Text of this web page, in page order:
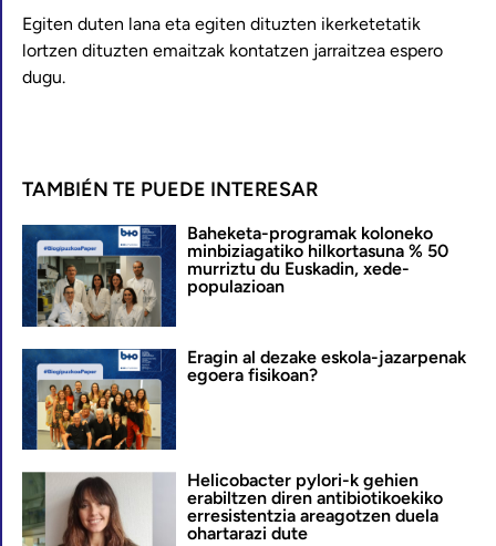
Egiten duten lana eta egiten dituzten ikerketetatik
lortzen dituzten emaitzak kontatzen jarraitzea espero
dugu.
TAMBIÉN TE PUEDE INTERESAR
Baheketa-programak koloneko
minbiziagatiko hilkortasuna % 50
murriztu du Euskadin, xede-
populazioan
Eragin al dezake eskola-jazarpenak
egoera fisikoan?
Helicobacter pylori-k gehien
erabiltzen diren antibiotikoekiko
erresistentzia areagotzen duela
ohartarazi dute